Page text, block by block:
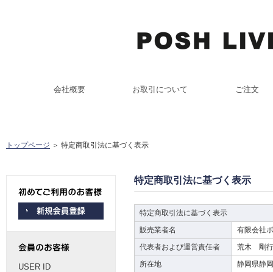
会社概要 お取引について ご注文
トップページ ＞ 特定商取引法に基づく表示
USER ID
特定商取引法に基づく表示
特定商取引法に基づく表示
販売業者名
有限会社
代表者および運営責任者
荒木 剛行
所在地
静岡県静